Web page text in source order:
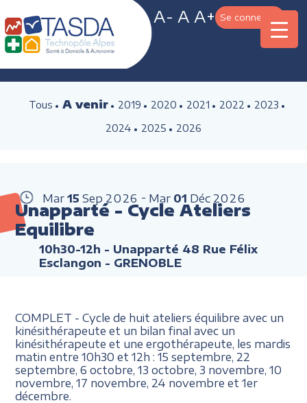
A- A A+ Se connecter
Tous A venir 2019 2020 2021 2022
2023
2024
2025 2026
Mar 15 Sep 2026 Mar 01 Déc 2026
Unapparté - Cycle Ateliers
Equilibre
10h30-12h - Unapparté 48 Rue Félix
Esclangon - GRENOBLE
COMPLET - Cycle de huit ateliers équilibre avec un
kinésithérapeute et un bilan final avec un
kinésithérapeute et une ergothérapeute, les mardis
matin entre 10h30 et 12h : 15 septembre, 22
septembre, 6 octobre, 13 octobre, 3 novembre, 10
novembre, 17 novembre, 24 novembre et 1er
décembre.